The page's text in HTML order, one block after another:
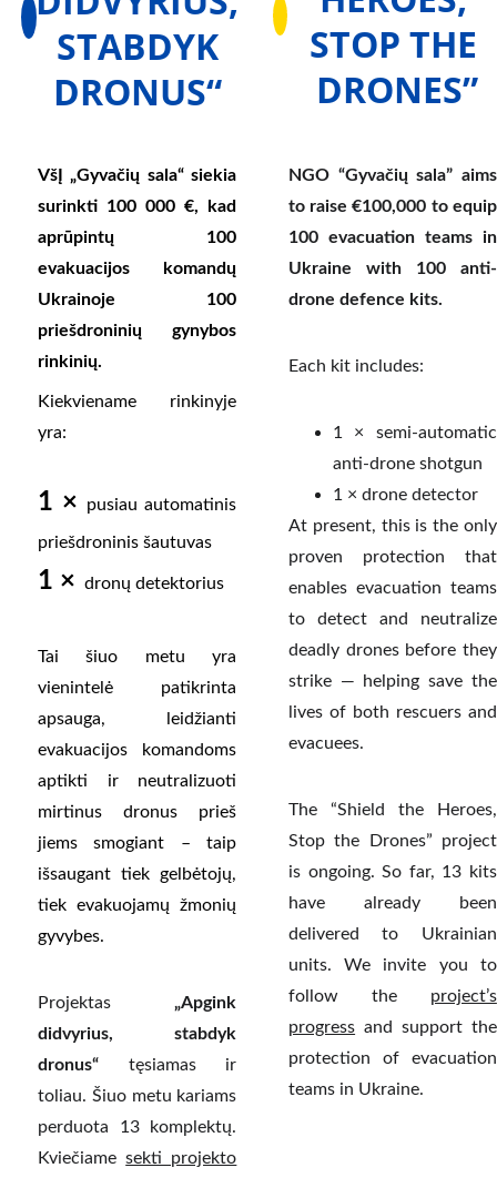
STABDYK
DRONUS“
VšĮ „Gyvačių sala“ siekia
surinkti 100 000 €, kad
aprūpintų 100
evakuacijos komandų
Ukrainoje 100
priešdroninių gynybos
rinkinių.
Kiekviename rinkinyje
yra:
1 × pusiau automatinis
priešdroninis šautuvas
1 × dronų detektorius
Tai šiuo metu yra
vienintelė patikrinta
apsauga, leidžianti
evakuacijos komandoms
aptikti ir neutralizuoti
mirtinus dronus prieš
jiems smogiant – taip
išsaugant tiek gelbėtojų,
tiek evakuojamų žmonių
gyvybes.
Projektas„Apgink
didvyrius, stabdyk
dronus“ tęsiamas ir
toliau. Šiuo metu kariams
perduota 13 komplektų.
Kviečiamesekti projekto
STOP THE
DRONES”
NGO “Gyvačių sala” aims
to raise €100,000 to equip
100 evacuation teams in
Ukraine with 100 anti-
drone defence kits.
Each kit includes:
1 × semi-automatic
anti-drone shotgun
1 × drone detector
At present, this is the only
proven protection that
enables evacuation teams
to detect and neutralize
deadly drones before they
strike — helping save the
lives of both rescuers and
evacuees.
The “Shield the Heroes,
Stop the Drones” project
is ongoing. So far, 13 kits
have already been
delivered to Ukrainian
units. We invite you to
follow the project’s
progress and support the
protection of evacuation
teams in Ukraine.